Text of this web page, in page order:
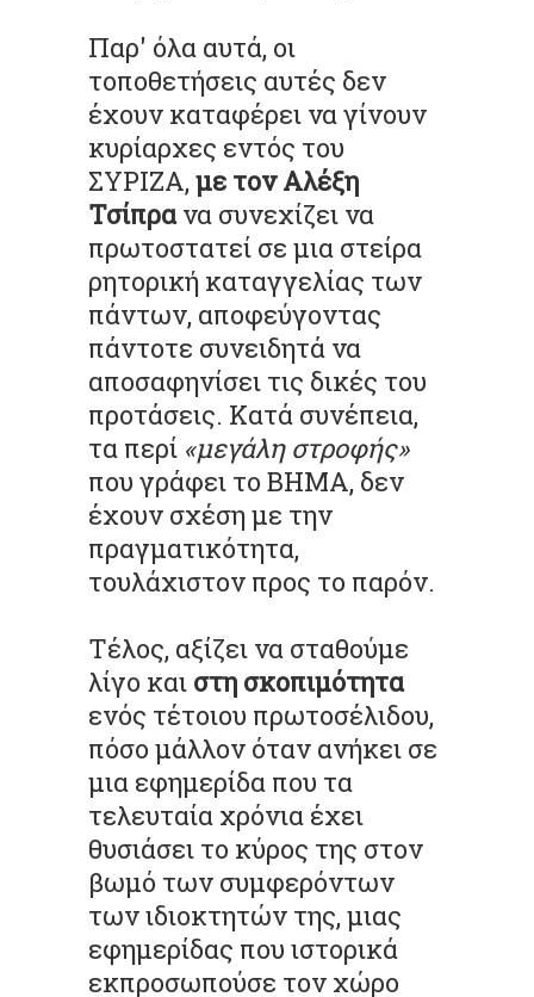
Παρ' όλα αυτά, οι
τοποθετήσεις αυτές δεν
έχουν καταφέρει να γίνουν
κυρίαρχες εντός του
ΣΥΡΙΖΑ, με τον Αλέξη
Τσίπρανα συνεχίζει να
πρωτοστατεί σε μια στείρα
ρητορική καταγγελίας των
πάντων, αποφεύγοντας
πάντοτε συνειδητά να
αποσαφηνίσει τις δικές του
προτάσεις. Κατά συνέπεια,
τα περί «μεγάλη στροφής»
που γράφει το ΒΗΜΑ, δεν
έχουν σχέση με την
πραγματικότητα,
τουλάχιστον προς το παρόν.
Τέλος, αξίζει να σταθούμε
λίγο και στη σκοπιμότητα
ενός τέτοιου πρωτοσέλιδου,
πόσο μάλλον όταν ανήκει σε
μια εφημερίδα που τα
τελευταία χρόνια έχει
θυσιάσει το κύρος της στον
βωμό των συμφερόντων
των ιδιοκτητών της, μιας
εφημερίδας που ιστορικά
εκπροσωπούσε τον χώρο